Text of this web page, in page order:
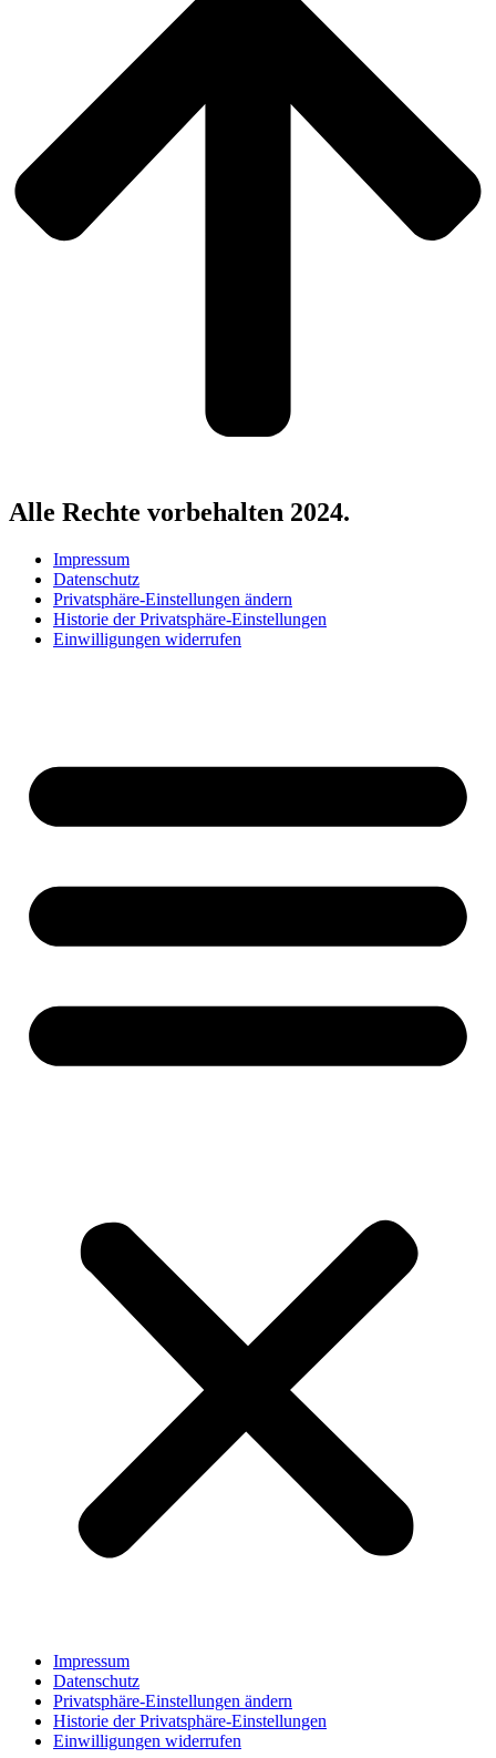
Alle Rechte vorbehalten 2024.
Impressum
Datenschutz
Privatsphäre-Einstellungen ändern
Historie der Privatsphäre-Einstellungen
Einwilligungen widerrufen
Impressum
Datenschutz
Privatsphäre-Einstellungen ändern
Historie der Privatsphäre-Einstellungen
Einwilligungen widerrufen